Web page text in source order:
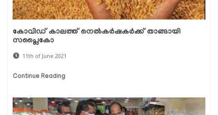
കോവിഡ് കാലത്ത് നെല്‍കര്‍ഷകര്‍ക്ക് താങ്ങായി
സപ്ലൈകോ
11th of June 2021
Continue Reading